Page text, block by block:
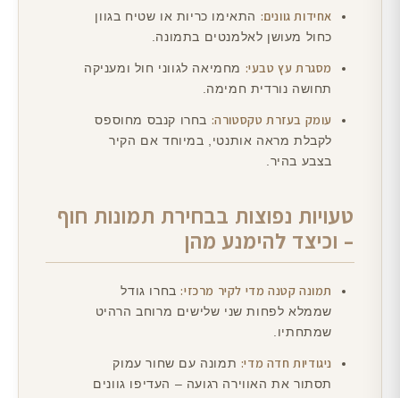
אחידות גוונים: התאימו כריות או שטיח בגוון
כחול מעושן לאלמנטים בתמונה.
מסגרת עץ טבעי: מחמיאה לגווני חול ומעניקה
תחושה נורדית חמימה.
עומק בעזרת טקסטורה: בחרו קנבס מחוספס
לקבלת מראה אותנטי, במיוחד אם הקיר
בצבע בהיר.
טעויות נפוצות בבחירת תמונות חוף
– וכיצד להימנע מהן
תמונה קטנה מדי לקיר מרכזי:בחרו גודל
שממלא לפחות שני שלישים מרוחב הרהיט
שמתחתיו.
ניגודיות חדה מדי: תמונה עם שחור עמוק
תסתור את האווירה רגועה – העדיפו גוונים